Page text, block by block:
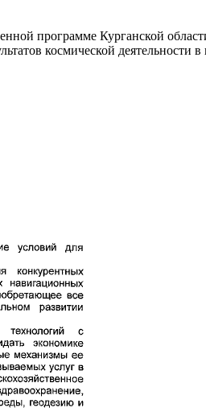
программе Курганской
космической деятельности в